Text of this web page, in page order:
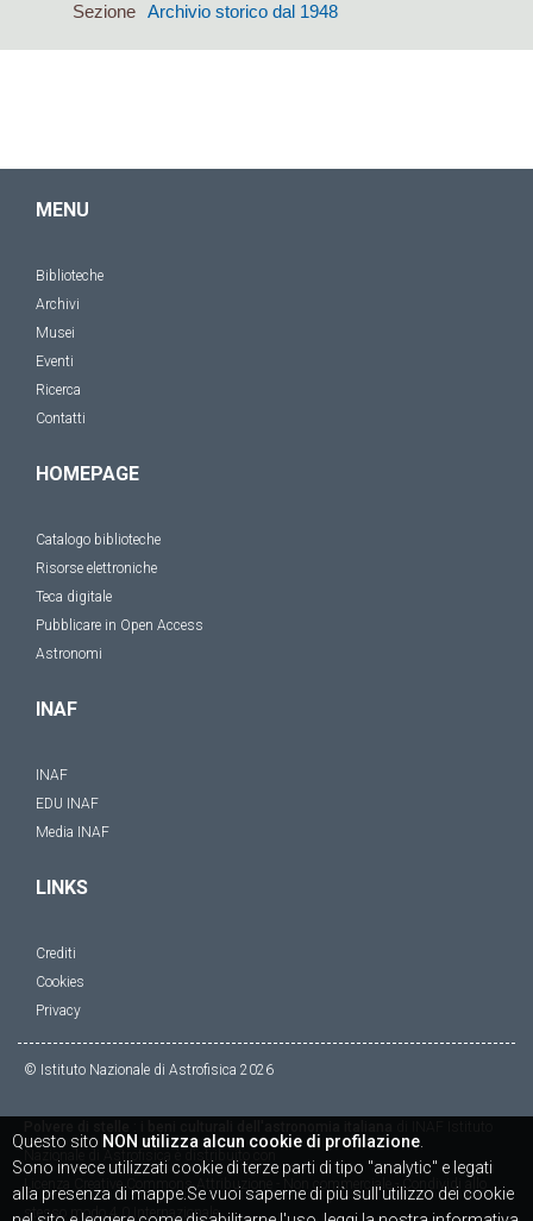
Sezione Archivio storico dal 1948
MENU
Biblioteche
Archivi
Musei
Eventi
Ricerca
Contatti
HOMEPAGE
Catalogo biblioteche
Risorse elettroniche
Teca digitale
Pubblicare in Open Access
Astronomi
INAF
INAF
EDU INAF
Media INAF
LINKS
Crediti
Cookies
Privacy
© Istituto Nazionale di Astrofisica 2026
Licenza
Creative Commons Attribuzione - Non commerciale - Condividi allo
stesso modo 4.0 Internazionale
Questo sito NON utilizza alcun cookie di profilazione
Sono invece utilizzati cookie di terze parti di tipo "analytic" e legati
alla presenza di mappe.Se vuoi saperne di più sull'utilizzo dei cookie